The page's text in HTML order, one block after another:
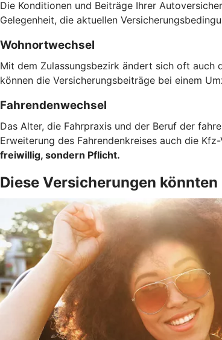
Die Konditionen und Beiträge Ihrer
Gelegenheit, die aktuellen
Wohnortwechsel
Mit dem Zulassungsbezirk ändert sich oft auch
können die Versicherungsbeiträge bei einem
Fahrendenwechsel
Das Alter, die Fahrpraxis und der Beruf der
Erweiterung des Fahrendenkreises auch die
freiwillig, sondern Pflicht.
Diese Versicherungen